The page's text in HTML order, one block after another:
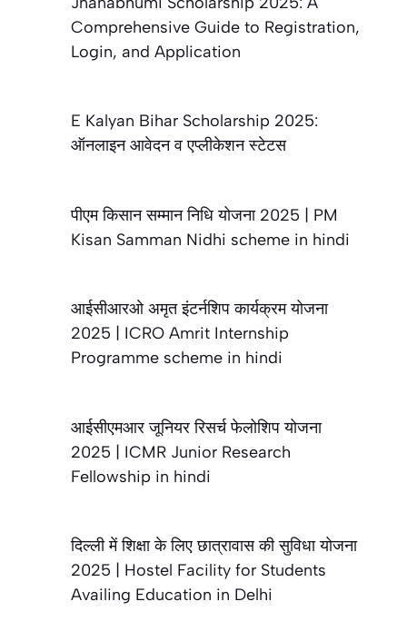
Comprehensive Guide to Registration,
Login, and Application
E Kalyan Bihar Scholarship 2025:
ऑनलाइन आवेदन व एप्लीकेशन स्टेटस
पीएम किसान सम्मान निधि योजना 2025 | PM
Kisan Samman Nidhi scheme in hindi
आईसीआरओ अमृत इंटर्नशिप कार्यक्रम योजना
2025 | ICRO Amrit Internship
Programme scheme in hindi
आईसीएमआर जूनियर रिसर्च फेलोशिप योजना
2025 | ICMR Junior Research
Fellowship in hindi
दिल्ली में शिक्षा के लिए छात्रावास की सुविधा योजना
2025 | Hostel Facility for Students
Availing Education in Delhi